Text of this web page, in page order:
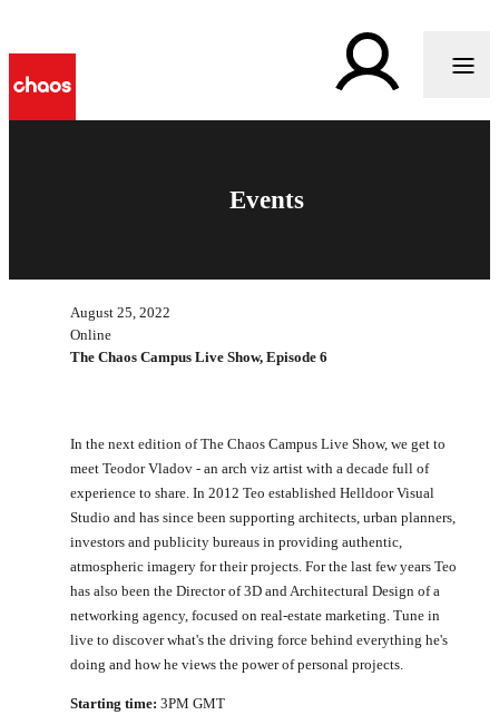
Events
August 25, 2022
Online
The Chaos Campus Live Show, Episode 6
In the next edition of The Chaos Campus Live Show, we get to
meet Teodor Vladov - an arch viz artist with a decade full of
experience to share. In 2012 Teo established Helldoor Visual
Studio and has since been supporting architects, urban planners,
investors and publicity bureaus in providing authentic,
atmospheric imagery for their projects. For the last few years Teo
has also been the Director of 3D and Architectural Design of a
networking agency, focused on real-estate marketing. Tune in
live to discover what's the driving force behind everything he's
doing and how he views the power of personal projects.
Starting time: 3PM GMT